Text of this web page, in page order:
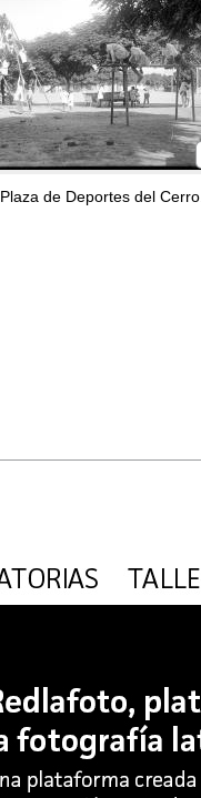
Plaza de Deportes del Cerro.